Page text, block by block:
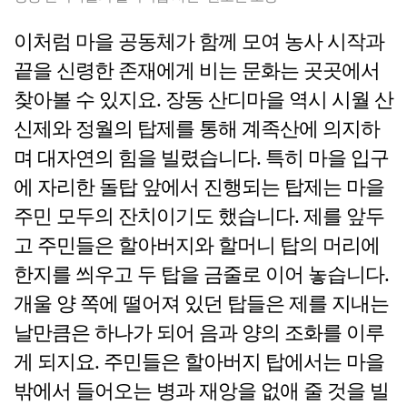
이처럼 마을 공동체가 함께 모여 농사 시작과
끝을 신령한 존재에게 비는 문화는 곳곳에서
찾아볼 수 있지요. 장동 산디마을 역시 시월 산
신제와 정월의 탑제를 통해 계족산에 의지하
며 대자연의 힘을 빌렸습니다. 특히 마을 입구
에 자리한 돌탑 앞에서 진행되는 탑제는 마을
주민 모두의 잔치이기도 했습니다. 제를 앞두
고 주민들은 할아버지와 할머니 탑의 머리에
한지를 씌우고 두 탑을 금줄로 이어 놓습니다.
개울 양 쪽에 떨어져 있던 탑들은 제를 지내는
날만큼은 하나가 되어 음과 양의 조화를 이루
게 되지요. 주민들은 할아버지 탑에서는 마을
밖에서 들어오는 병과 재앙을 없애 줄 것을 빌